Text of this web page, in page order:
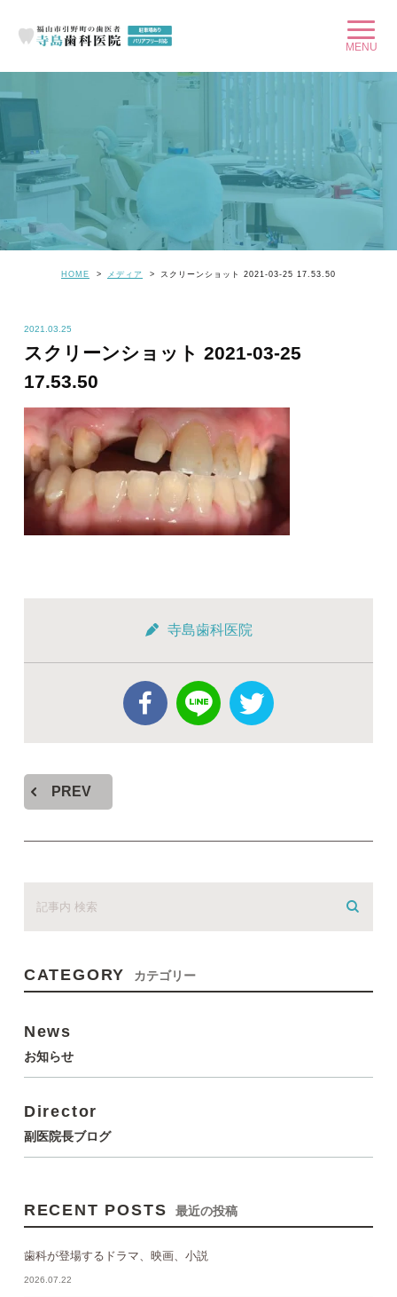
HOME メディア スクリーンショット 2021-03-25 17.53.50
2021.03.25
スクリーンショット 2021-03-25
17.53.50
寺島歯科医院
PREV
CATEGORY カテゴリー
News
お知らせ
Director
副医院長ブログ
RECENT POSTS 最近の投稿
歯科が登場するドラマ、映画、小説
2026.07.22